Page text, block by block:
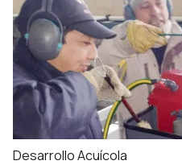
Desarrollo Acuícola